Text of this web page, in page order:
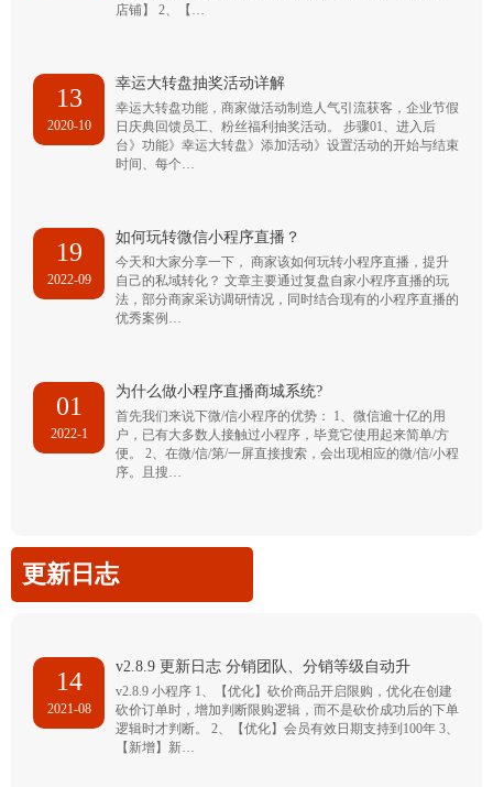
店铺】 2、【…
13
2020-10
幸运大转盘抽奖活动详解
幸运大转盘功能，商家做活动制造人气引流获客，企业节假
日庆典回馈员工、粉丝福利抽奖活动。 步骤01、进入后
台》功能》幸运大转盘》添加活动》设置活动的开始与结束
时间、每个…
19
2022-09
如何玩转微信小程序直播？
今天和大家分享一下， 商家该如何玩转小程序直播，提升
自己的私域转化？ 文章主要通过复盘自家小程序直播的玩
法，部分商家采访调研情况，同时结合现有的小程序直播的
优秀案例…
01
2022-1
为什么做小程序直播商城系统?
首先我们来说下微/信小程序的优势： 1、微信逾十亿的用
户，已有大多数人接触过小程序，毕竟它使用起来简单/方
便。 2、在微/信/第/一屏直接搜索，会出现相应的微/信/小程
序。且搜…
更新日志
14
2021-08
v2.8.9 更新日志 分销团队、分销等级自动升
v2.8.9 小程序 1、【优化】砍价商品开启限购，优化在创建
砍价订单时，增加判断限购逻辑，而不是砍价成功后的下单
逻辑时才判断。 2、【优化】会员有效日期支持到100年 3、
【新增】新…